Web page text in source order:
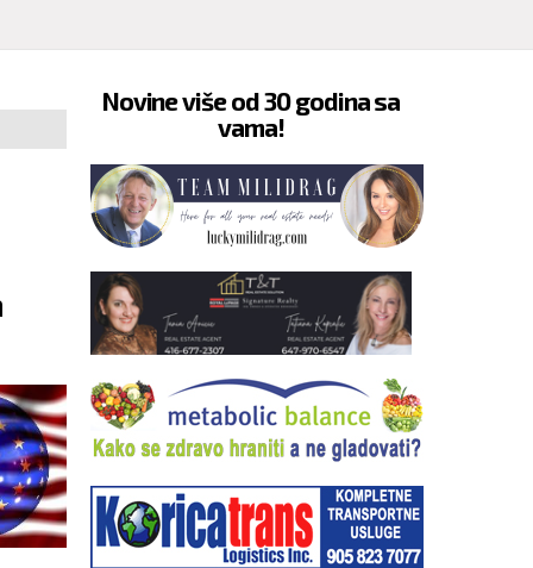
Novine više od 30 godina sa
vama!